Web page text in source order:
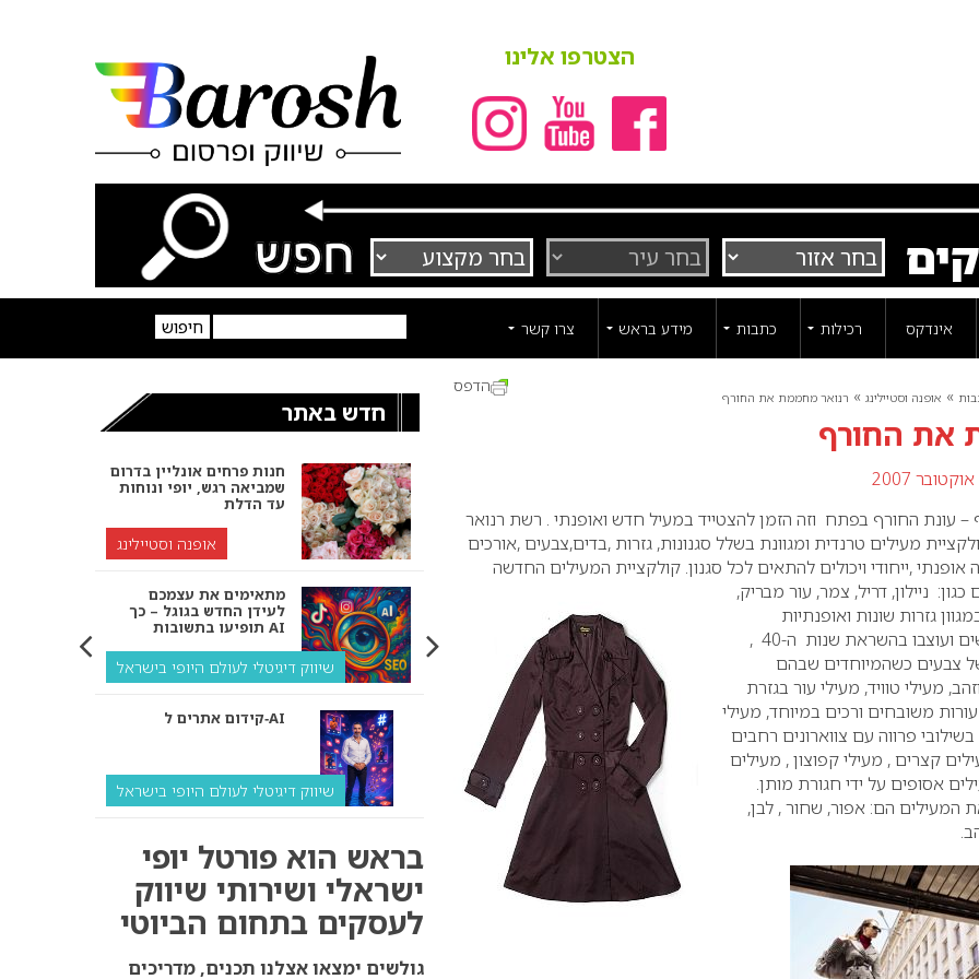
הצטרפו אלינו
אינדקס רכילות כתבות מידע בראש צרו קשר
» אופנה וסטיילינג » רנואר מחממת את החורף
את החורף
הדפס
עונת החורף בפתח וזה הזמן להצטייד במעיל חדש ואופנתי . רשת רנואר
מעילים טרנדית ומגוונת בשלל סגנונות, גזרות ,בדים,צבעים ,אורכים
,ייחודי ויכולים להתאים לכל סגנון. קולקציית המעילים החדשה
ניילון, דריל, צמר, עור מבריק,
גזרות שונות ואופנתיות
המעניקים מראה של בלשים ועוצבו בהשראת שנות ה-40 ,
של צבעים כשהמיוחדים שבהם
מעילי טוויד, מעילי עור בגזרת
משובחים ורכים במיוחד, מעילי
פרווה עם צווארונים רחבים
קצרים , מעילי קפוצון , מעילים
אסופים על ידי חגורת מותן.
המעילים הם: אפור, שחור , לבן,
חדש באתר
חנות פרחים אונליין בדרום
שמביאה רגש, יופי ונוחות
עד הדלת
אופנה וסטיילינג
מתאימים את עצמכם
לעידן החדש בגוגל – כך
תופיעו בתשובות AI
שיווק דיגיטלי לעולם היופי בישראל
קידום אתרים ל‑AI
שיווק דיגיטלי לעולם היופי בישראל
ולמה העסק שלך צריך
שיווק דיגיטלי לעסקים
קידום ל‑AI לעומת קידום
בראש הוא פורטל יופי
ישראלי ושירותי שיווק
לעסקים בתחום הביוטי
גולשים ימצאו אצלנו תכנים, מדריכים